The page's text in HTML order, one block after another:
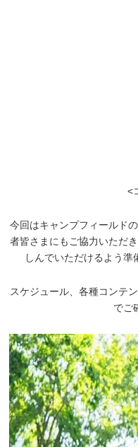
<
今回はキャンプフィールド
者皆さまにもご協力いただ
しんでいただけるよう準
スケジュール、各種コンテ
でご